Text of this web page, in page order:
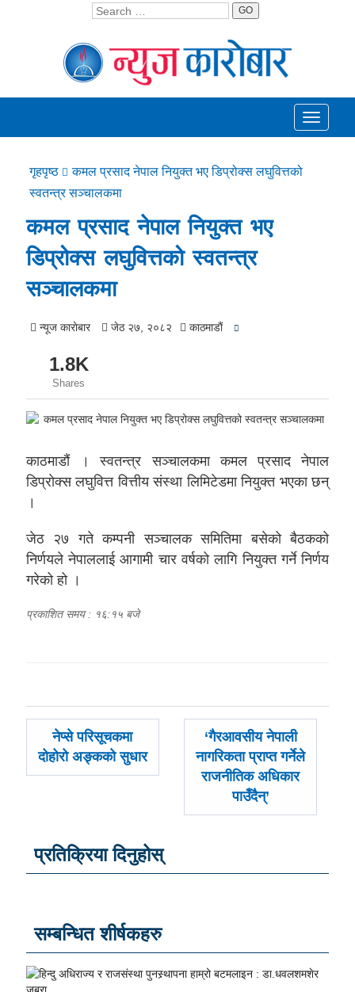
GO
Toggle
गृहपृष्ठ
कमल प्रसाद नेपाल नियुक्त भए डिप्रोक्स लघुवित्तको
स्वतन्त्र सञ्चालकमा
कमल प्रसाद नेपाल नियुक्त भए
डिप्रोक्स लघुवित्तको स्वतन्त्र
सञ्चालकमा
न्यूज काराेबार जेठ २७, २०८२ काठमाडाैं
1.8K
Shares
काठमाडौं । स्वतन्त्र सञ्चालकमा कमल प्रसाद नेपाल
डिप्रोक्स लघुवित्त वित्तीय संस्था लिमिटेडमा नियुक्त भएका छन्
।
जेठ २७ गते कम्पनी सञ्चालक समितिमा बसेको बैठकको
निर्णयले नेपाललाई आगामी चार वर्षको लागि नियुक्त गर्ने निर्णय
गरेको हो ।
प्रकाशित समय : १६:१५ बजे
पछिल्लाे
-
नेप्से परिसूचकमा
दोहोरो अङ्कको सुधार
अघिल्लाे
-
‘गैरआवसीय नेपाली
नागरिकता प्राप्त गर्नेले
राजनीतिक अधिकार
पाउँदैन्’
प्रतिक्रिया दिनुहोस्
सम्बन्धित शीर्षकहरु